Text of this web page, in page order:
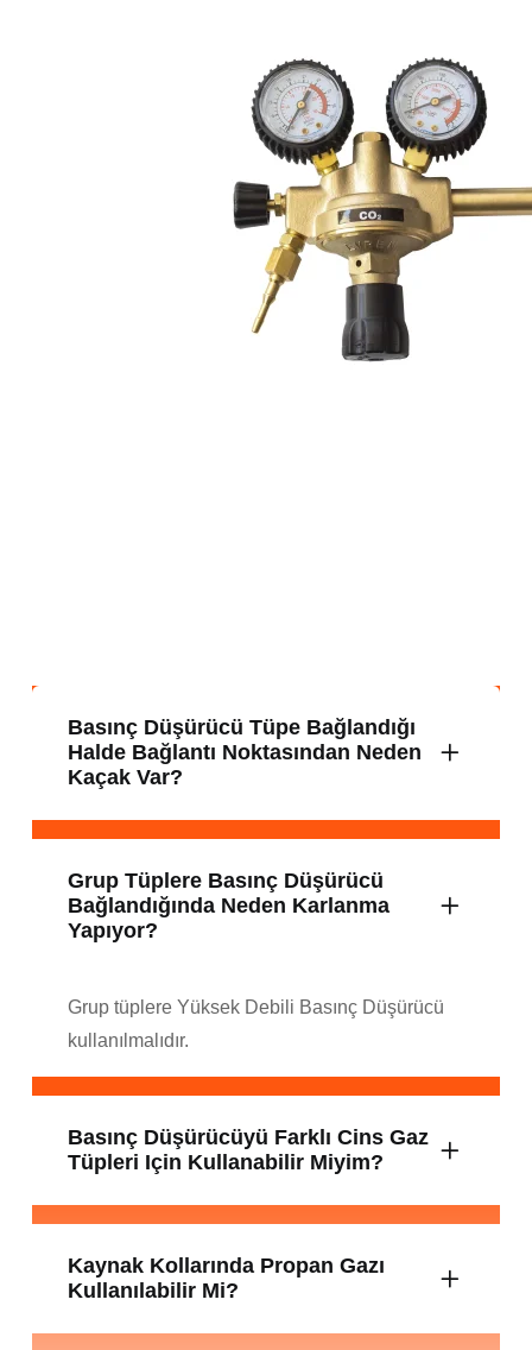
Basınç Düşürücü Tüpe Bağlandığı
Halde Bağlantı Noktasından Neden
Kaçak Var?
Grup Tüplere Basınç Düşürücü
Bağlandığında Neden Karlanma
Yapıyor?
Grup tüplere Yüksek Debili Basınç Düşürücü
kullanılmalıdır.
Basınç Düşürücüyü Farklı Cins Gaz
Tüpleri Için Kullanabilir Miyim?
Kaynak Kollarında Propan Gazı
Kullanılabilir Mi?